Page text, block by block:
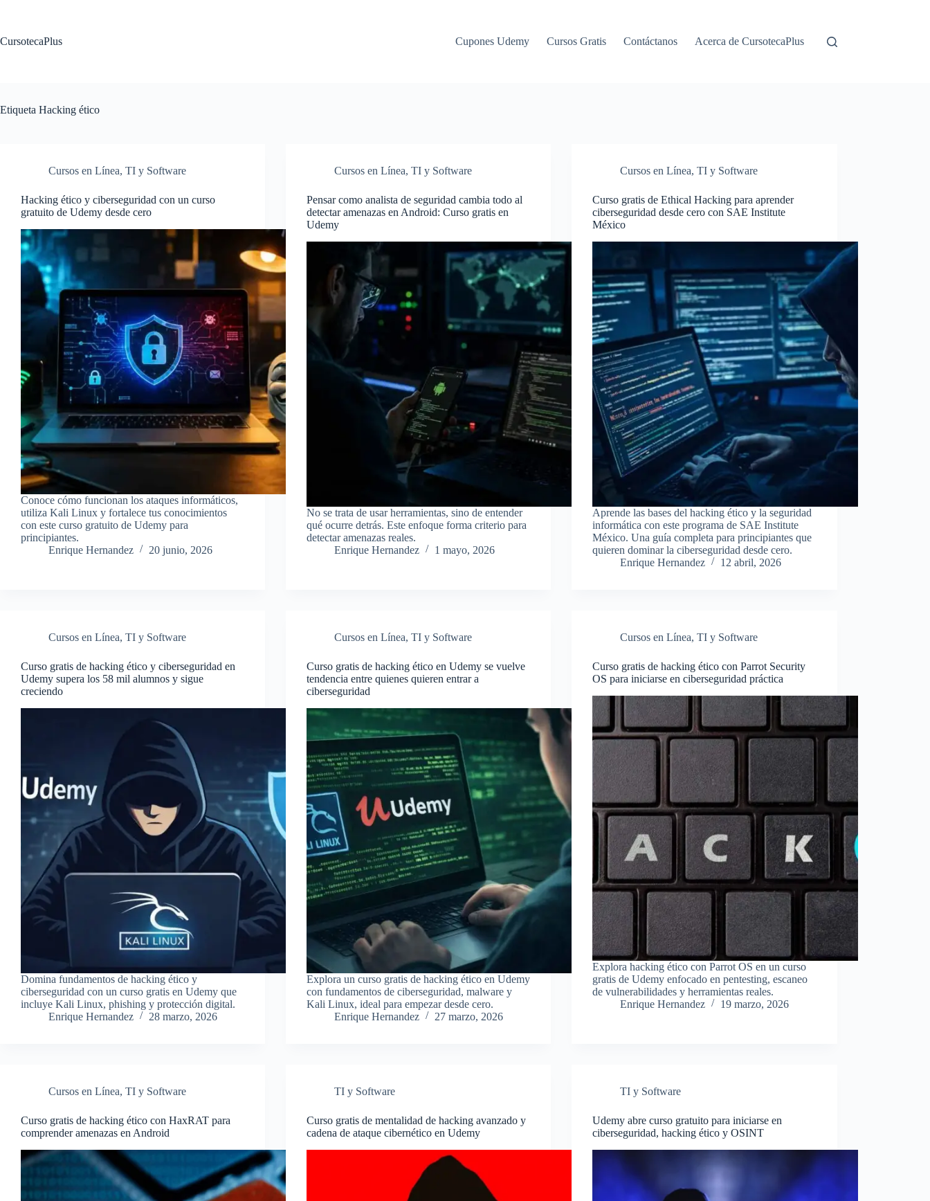
CursotecaPlus
Cupones Udemy Cursos Gratis Contáctanos Acerca de CursotecaPlus
Etiqueta Hacking ético
Cursos en Línea, TI y Software
Hacking ético y ciberseguridad con un curso
gratuito de Udemy desde cero
Conoce cómo funcionan los ataques informáticos,
utiliza Kali Linux y fortalece tus conocimientos
con este curso gratuito de Udemy para
principiantes.
Enrique Hernandez
20 junio, 2026
Cursos en Línea,TI y Software
Pensar como analista de seguridad cambia todo al
detectar amenazas en Android: Curso gratis en
Udemy
No se trata de usar herramientas, sino de entender
qué ocurre detrás. Este enfoque forma criterio para
detectar amenazas reales.
Enrique Hernandez
1 mayo, 2026
Cursos en Línea,TI y Software
Curso gratis de Ethical Hacking para aprender
ciberseguridad desde cero con SAE Institute
México
Aprende las bases del hacking ético y la seguridad
informática con este programa de SAE Institute
México. Una guía completa para principiantes que
quieren dominar la ciberseguridad desde cero.
Enrique Hernandez
12 abril, 2026
Cursos en Línea, TI y Software
Curso gratis de hacking ético y ciberseguridad en
Udemy supera los 58 mil alumnos y sigue
creciendo
Domina fundamentos de hacking ético y
ciberseguridad con un curso gratis en Udemy que
incluye Kali Linux, phishing y protección digital.
Enrique Hernandez
28 marzo, 2026
Cursos en Línea,TI y Software
Curso gratis de hacking ético en Udemy se vuelve
tendencia entre quienes quieren entrar a
ciberseguridad
Explora un curso gratis de hacking ético en Udemy
con fundamentos de ciberseguridad, malware y
Kali Linux, ideal para empezar desde cero.
Enrique Hernandez
27 marzo, 2026
Cursos en Línea,TI y Software
Curso gratis de hacking ético con Parrot Security
OS para iniciarse en ciberseguridad práctica
Explora hacking ético con Parrot OS en un curso
gratis de Udemy enfocado en pentesting, escaneo
de vulnerabilidades y herramientas reales.
Enrique Hernandez
19 marzo, 2026
Cursos en Línea, TI y Software
Curso gratis de hacking ético con HaxRAT para
comprender amenazas en Android
TI y Software
Curso gratis de mentalidad de hacking avanzado y
cadena de ataque cibernético en Udemy
TI y Software
Udemy abre curso gratuito para iniciarse en
ciberseguridad, hacking ético y OSINT